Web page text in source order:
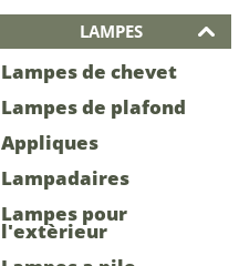
LAMPES
Lampes de chevet
Lampes de plafond
Appliques
Lampadaires
Lampes pour
l'extèrieur